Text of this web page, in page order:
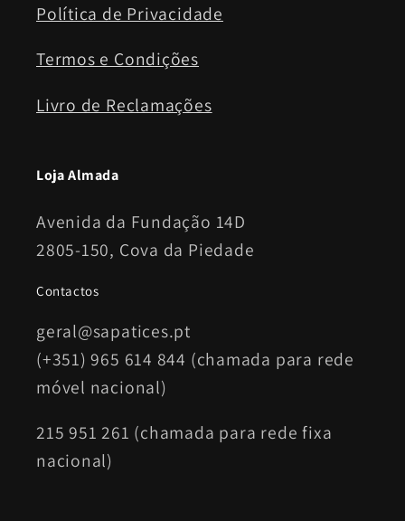
Política de Privacidade
Termos e Condições
Livro de Reclamações
Loja Almada
Avenida da Fundação 14D
2805-150, Cova da Piedade
Contactos
geral@sapatices.pt
(+351) 965 614 844 (chamada para rede
móvel nacional)
215 951 261 (chamada para rede fixa
nacional)